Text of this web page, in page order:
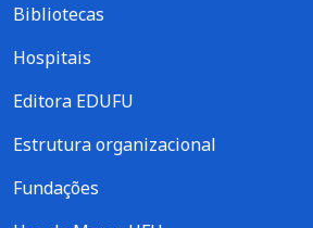
Bibliotecas
Hospitais
Editora EDUFU
Estrutura organizacional
Fundações